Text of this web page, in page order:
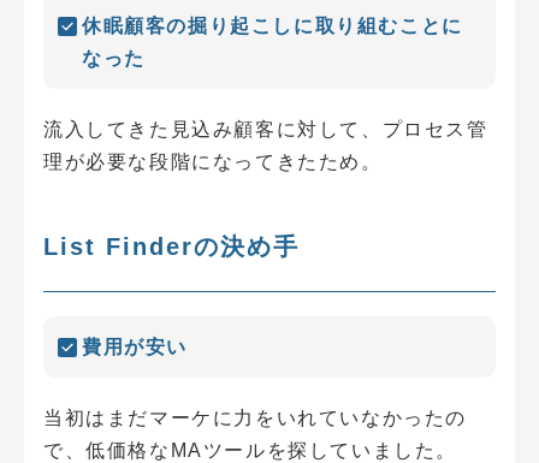
休眠顧客の掘り起こしに取り組むことに
なった
流入してきた見込み顧客に対して、プロセス管
理が必要な段階になってきたため。
List Finderの決め手
費用が安い
当初はまだマーケに力をいれていなかったの
で、低価格なMAツールを探していました。